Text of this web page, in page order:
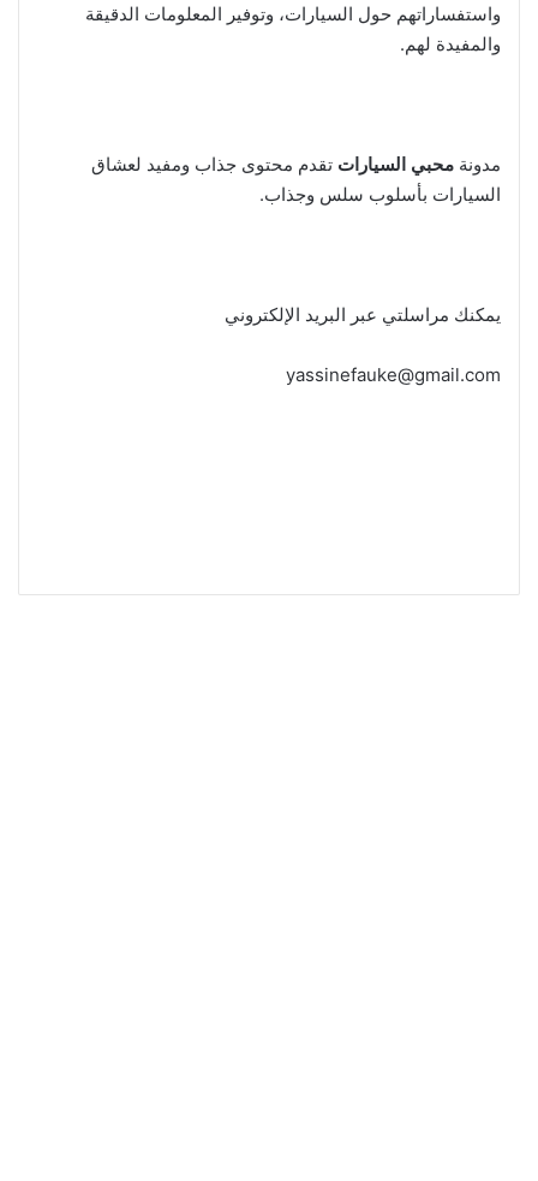
واستفساراتهم حول السيارات، وتوفير المعلومات الدقيقة
والمفيدة لهم.
مدونة محبي السيارات تقدم محتوى جذاب ومفيد لعشاق
السيارات بأسلوب سلس وجذاب.
يمكنك مراسلتي عبر البريد الإلكتروني
yassinefauke@gmail.com